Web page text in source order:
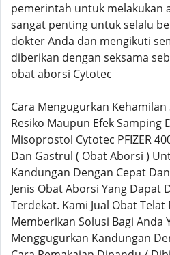
pemerintah untuk melakukan
sangat penting untuk selalu
dokter Anda dan mengikuti
diberikan dengan seksama
obat aborsi Cytotec
Cara Mengugurkan
Resiko Maupun Efek Samping
Misoprostol Cytotec PFIZER
Dan Gastrul ( Obat Aborsi )
Kandungan Dengan Cepat
Jenis Obat Aborsi Yang Dapat
Terdekat. Kami Jual Obat
Memberikan Solusi Bagi Anda
Menggugurkan Kandungan